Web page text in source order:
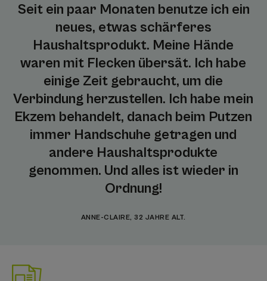
Seit ein paar Monaten benutze ich ein
neues, etwas schärferes
Haushaltsprodukt. Meine Hände
waren mit Flecken übersät. Ich habe
einige Zeit gebraucht, um die
Verbindung herzustellen. Ich habe mein
Ekzem behandelt, danach beim Putzen
immer Handschuhe getragen und
andere Haushaltsprodukte
genommen. Und alles ist wieder in
Ordnung!
ANNE-CLAIRE, 32 JAHRE ALT.